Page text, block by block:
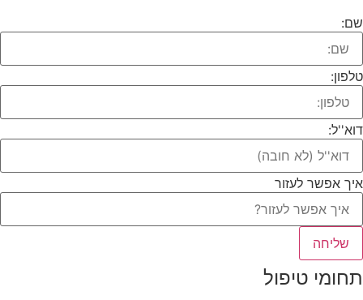
שם:
טלפון:
דוא''ל:
איך אפשר לעזור
שליחה
תחומי טיפול